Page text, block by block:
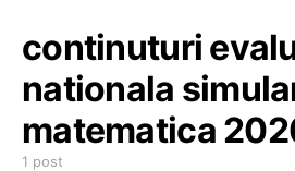
continuturi
nationala
matematica
1 post